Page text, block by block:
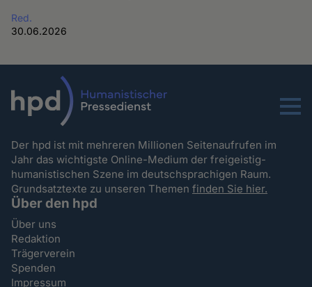
Red.
30.06.2026
Menu
Der hpd ist mit mehreren Millionen Seitenaufrufen im
Jahr das wichtigste Online-Medium der freigeistig-
humanistischen Szene im deutschsprachigen Raum.
Grundsatztexte zu unseren Themenfinden Sie hier.
Über den hpd
Über uns
Redaktion
Trägerverein
Spenden
Impressum